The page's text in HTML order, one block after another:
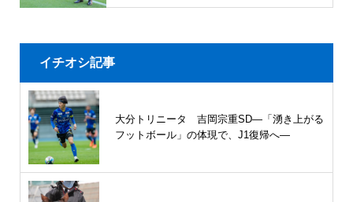
イチオシ記事
大分トリニータ 吉岡宗重SD―「湧き上がる
フットボール」の体現で、J1復帰へ―